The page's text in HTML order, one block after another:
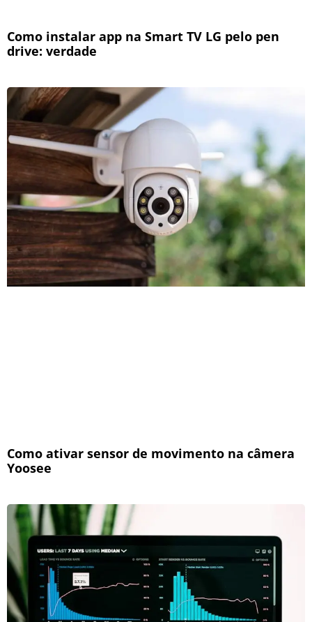
Como instalar app na Smart TV LG pelo pen
drive: verdade
Como ativar sensor de movimento na câmera
Yoosee